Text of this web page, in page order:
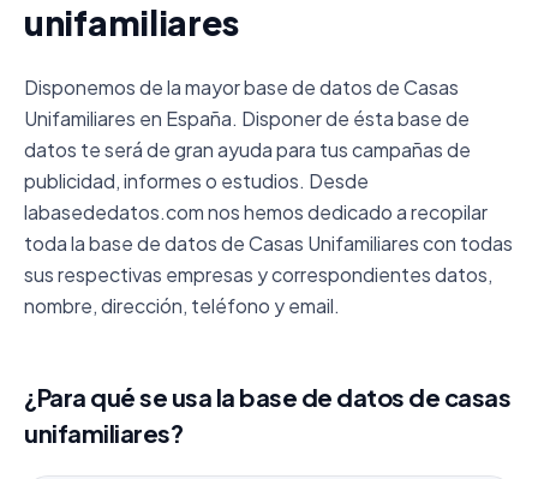
unifamiliares
Disponemos de la mayor base de datos de Casas
Unifamiliares en España. Disponer de ésta base de
datos te será de gran ayuda para tus campañas de
publicidad, informes o estudios. Desde
labasededatos.com nos hemos dedicado a recopilar
toda la base de datos de Casas Unifamiliares con todas
sus respectivas empresas y correspondientes datos,
nombre, dirección, teléfono y email.
¿Para qué se usa la base de datos de casas
unifamiliares?